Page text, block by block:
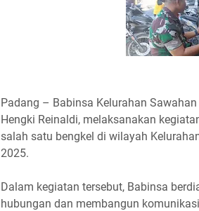
Padang – Babinsa Kelurahan
Hengki Reinaldi, melaksanakan
salah satu bengkel di wilayah
2025.
Dalam kegiatan tersebut, Babinsa
hubungan dan membangun